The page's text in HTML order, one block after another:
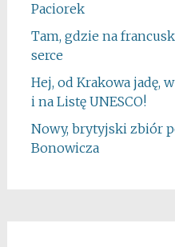
Paciorek
Tam, gdzie na
serce
Hej, od Krakowa jadę,
i na Listę UNESCO!
Nowy, brytyjski zbiór
Bonowicza